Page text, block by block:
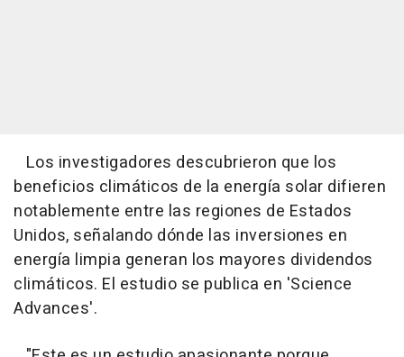
Los investigadores descubrieron que los
beneficios climáticos de la energía solar difieren
notablemente entre las regiones de Estados
Unidos, señalando dónde las inversiones en
energía limpia generan los mayores dividendos
climáticos. El estudio se publica en 'Science
Advances'.